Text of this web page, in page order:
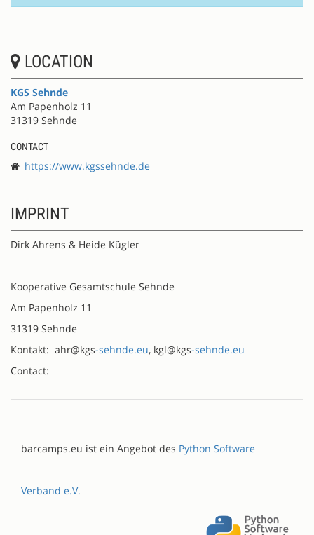
LOCATION
KGS Sehnde
Am Papenholz 11
31319 Sehnde
CONTACT
https://www.kgssehnde.de
IMPRINT
Dirk Ahrens & Heide Kügler
Kooperative Gesamtschule Sehnde
Am Papenholz 11
31319 Sehnde
Kontakt: ahr@kgs-sehnde.eu, kgl@kgs-sehnde.eu
Contact:
barcamps.eu ist ein Angebot des Python Software
Verband e.V.